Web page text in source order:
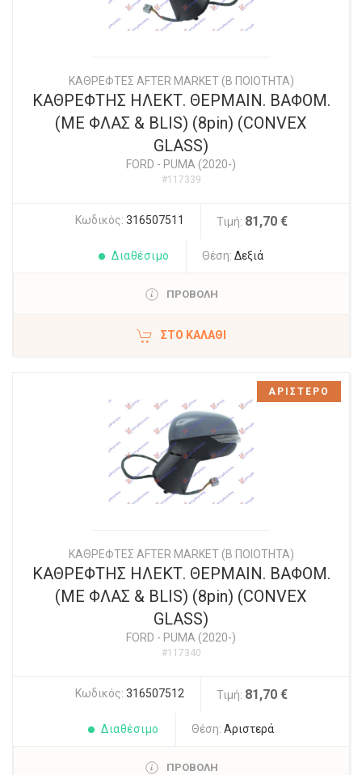
ΚΑΘΡΕΦΤΕΣ AFTER MARKET (Β ΠΟΙΟΤΗΤΑ)
ΚΑΘΡΕΦΤΗΣ ΗΛΕΚΤ. ΘΕΡΜΑΙΝ. ΒΑΦΟΜ.
(ΜΕ ΦΛΑΣ & BLIS) (8pin) (CONVEX
GLASS)
FORD - PUMA (2020-)
#117339
Κωδικός: 316507511 Τιμή: 81,70 €
Διαθέσιμο Θέση: Δεξιά
ΠΡΟΒΟΛΗ
ΣΤΟ ΚΑΛΆΘΙ
ΚΑΘΡΕΦΤΕΣ AFTER MARKET (Β ΠΟΙΟΤΗΤΑ)
ΚΑΘΡΕΦΤΗΣ ΗΛΕΚΤ. ΘΕΡΜΑΙΝ. ΒΑΦΟΜ.
(ΜΕ ΦΛΑΣ & BLIS) (8pin) (CONVEX
GLASS)
FORD - PUMA (2020-)
#117340
Κωδικός: 316507512 Τιμή: 81,70 €
Διαθέσιμο Θέση: Αριστερά
ΠΡΟΒΟΛΗ
ΑΡΙΣΤΕΡΟ